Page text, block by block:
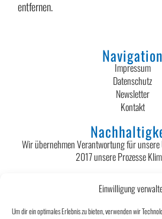
Einwilligung
Um dir ein optimales Erlebnis zu bieten, verwenden wir
entfernen.
Navigation
Impressum
Datenschutz
Newsletter
Kontakt
Wir übernehmen Verantwortung für
2017 unsere Prozesse
Kontakt
Egon Böhler GmbH
Kesselstraße 54